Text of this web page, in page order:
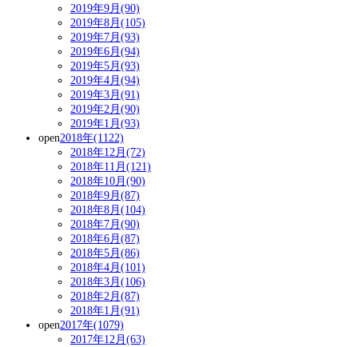
2019年9月(90)
2019年8月(105)
2019年7月(93)
2019年6月(94)
2019年5月(93)
2019年4月(94)
2019年3月(91)
2019年2月(90)
2019年1月(93)
open2018年(1122)
2018年12月(72)
2018年11月(121)
2018年10月(90)
2018年9月(87)
2018年8月(104)
2018年7月(90)
2018年6月(87)
2018年5月(86)
2018年4月(101)
2018年3月(106)
2018年2月(87)
2018年1月(91)
open2017年(1079)
2017年12月(63)